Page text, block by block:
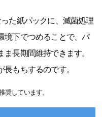
た紙パックに、滅菌処理
境下でつめることで、パ
長期間維持できます。
もちするのです。
しています。